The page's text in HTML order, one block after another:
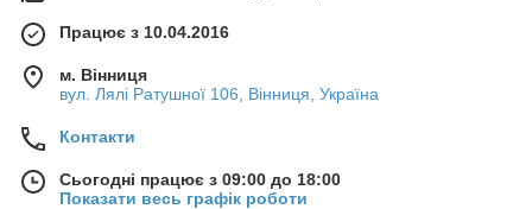
Працює з 10.04.2016
м. Вінниця
вул. Лялі Ратушної 106, Вінниця, Україна
Контакти
Сьогодні працює з 09:00 до 18:00
Показати весь графік роботи